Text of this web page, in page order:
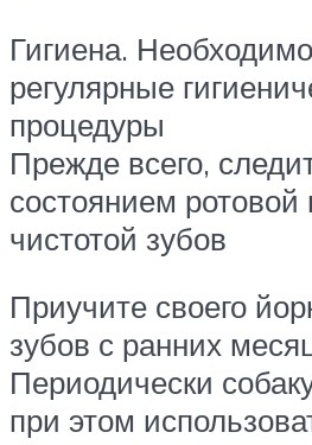
Гигиена.
регулярные
процедуры
Прежде всего,
состоянием ротовой
чистотой зубов
Приучите своего
зубов с ранних
Периодически
при этом